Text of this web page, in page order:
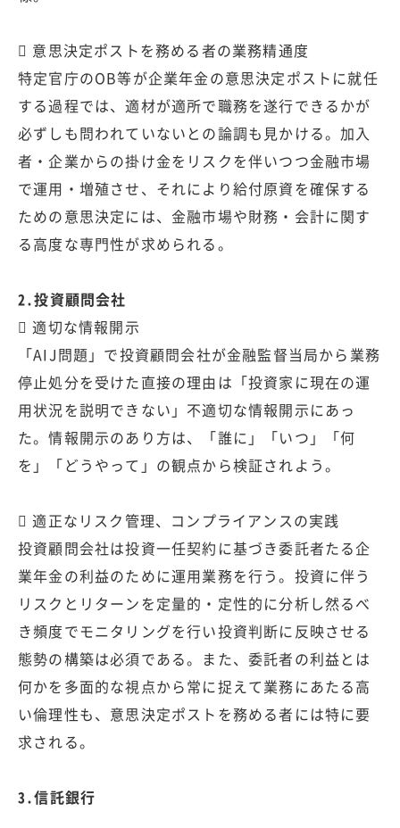
 意思決定ポストを務める者の業務精通度
特定官庁のOB等が企業年金の意思決定ポストに就任
する過程では、適材が適所で職務を遂行できるかが
必ずしも問われていないとの論調も見かける。加入
者・企業からの掛け金をリスクを伴いつつ金融市場
で運用・増殖させ、それにより給付原資を確保する
ための意思決定には、金融市場や財務・会計に関す
る高度な専門性が求められる。
2.投資顧問会社
 適切な情報開示
「AIJ問題」で投資顧問会社が金融監督当局から業務
停止処分を受けた直接の理由は「投資家に現在の運
用状況を説明できない」不適切な情報開示にあっ
た。情報開示のあり方は、「誰に」「いつ」「何
を」「どうやって」の観点から検証されよう。
 適正なリスク管理、コンプライアンスの実践
投資顧問会社は投資一任契約に基づき委託者たる企
業年金の利益のために運用業務を行う。投資に伴う
リスクとリターンを定量的・定性的に分析し然るべ
き頻度でモニタリングを行い投資判断に反映させる
態勢の構築は必須である。また、委託者の利益とは
何かを多面的な視点から常に捉えて業務にあたる高
い倫理性も、意思決定ポストを務める者には特に要
求される。
3.信託銀行